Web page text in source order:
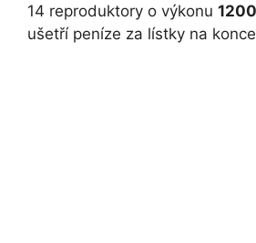
14 reproduktory o výkonu
ušetří peníze za lístky na